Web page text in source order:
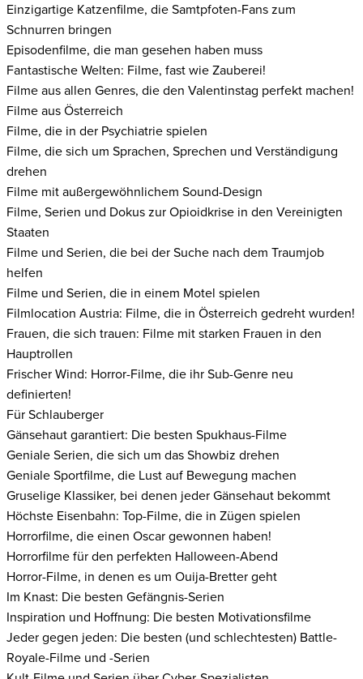
Einzigartige Katzenfilme, die Samtpfoten-Fans zum
Schnurren bringen
Episodenfilme, die man gesehen haben muss
Fantastische Welten: Filme, fast wie Zauberei!
Filme aus allen Genres, die den Valentinstag perfekt machen!
Filme aus Österreich
Filme, die in der Psychiatrie spielen
Filme, die sich um Sprachen, Sprechen und Verständigung
drehen
Filme mit außergewöhnlichem Sound-Design
Filme, Serien und Dokus zur Opioidkrise in den Vereinigten
Staaten
Filme und Serien, die bei der Suche nach dem Traumjob
helfen
Filme und Serien, die in einem Motel spielen
Filmlocation Austria: Filme, die in Österreich gedreht wurden!
Frauen, die sich trauen: Filme mit starken Frauen in den
Hauptrollen
Frischer Wind: Horror-Filme, die ihr Sub-Genre neu
definierten!
Für Schlauberger
Gänsehaut garantiert: Die besten Spukhaus-Filme
Geniale Serien, die sich um das Showbiz drehen
Geniale Sportfilme, die Lust auf Bewegung machen
Gruselige Klassiker, bei denen jeder Gänsehaut bekommt
Höchste Eisenbahn: Top-Filme, die in Zügen spielen
Horrorfilme, die einen Oscar gewonnen haben!
Horrorfilme für den perfekten Halloween-Abend
Horror-Filme, in denen es um Ouija-Bretter geht
Im Knast: Die besten Gefängnis-Serien
Inspiration und Hoffnung: Die besten Motivationsfilme
Jeder gegen jeden: Die besten (und schlechtesten) Battle-
Royale-Filme und -Serien